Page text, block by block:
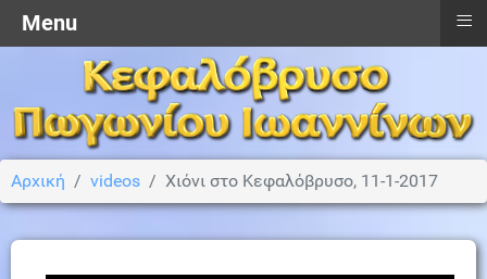
Αρχική videos Χιόνι στο Κεφαλόβρυσο, 11-1-2017
Menu ≡